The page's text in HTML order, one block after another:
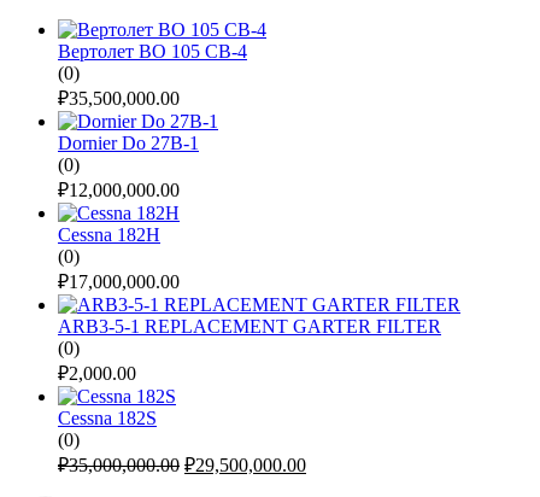
Вертолет BO 105 CB-4
(0)
₽35,500,000.00
Dornier Do 27B-1
(0)
₽12,000,000.00
Cessna 182H
(0)
₽17,000,000.00
ARB3-5-1 REPLACEMENT GARTER FILTER
(0)
₽2,000.00
Cessna 182S
(0)
₽35,000,000.00 Первоначальная
₽29,500,000.00Текущая